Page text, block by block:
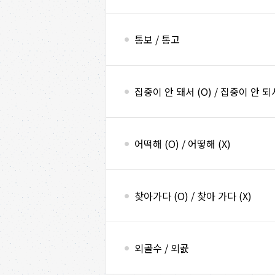
통보 / 통고
집중이 안 돼서 (O) / 집중이 안 되
어떡해 (O) / 어떻해 (X)
찾아가다 (O) / 찾아 가다 (X)
외골수 / 외곬